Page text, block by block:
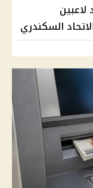
السكندري